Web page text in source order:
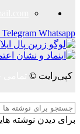
Telegram Whatsapp
کپی‌رایت ©
برای دیدن نوشته